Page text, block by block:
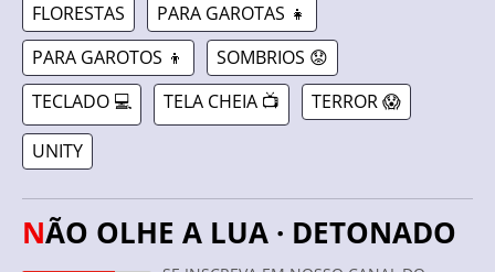
FLORESTAS
PARA GAROTAS 👧
PARA GAROTOS 👦
SOMBRIOS 😟
TECLADO 💻
TELA CHEIA 📺 TERROR 😱
UNITY
NÃO OLHE A LUA · DETONADO